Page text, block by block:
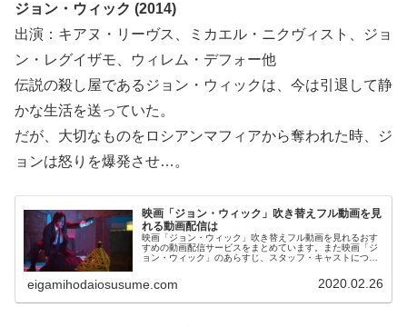
ジョン・ウィック (2014)
出演：キアヌ・リーヴス、ミカエル・ニクヴィスト、ジョ
ン・レグイザモ、ウィレム・デフォー他
伝説の殺し屋であるジョン・ウィックは、今は引退して静
かな生活を送っていた。
だが、大切なものをロシアンマフィアから奪われた時、ジ
ョンは怒りを爆発させ…。
映画「ジョン・ウィック」吹き替えフル動画を見
れる動画配信は
映画「ジョン・ウィック」吹き替えフル動画を見れるおす
すめの動画配信サービスをまとめています。また映画「ジ
ョン・ウィック」のあらすじ、スタッフ・キャストについ
本編を見る前の予備知識として役立ててください。
eigamihodaiosusume.com 2020.02.26